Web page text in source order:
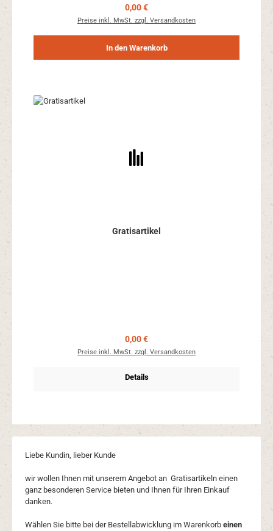
Regulärer Preis:
0,00 €
Preise inkl. MwSt. zzgl. Versandkosten
In den Warenkorb
Gratisartikel
Regulärer Preis:
0,00 €
Preise inkl. MwSt. zzgl. Versandkosten
Details
Liebe Kundin, lieber Kunde
wir wollen Ihnen mit unserem Angebot an Gratisartikeln einen
ganz besonderen Service bieten und Ihnen für Ihren Einkauf
danken.
Wählen Sie bitte bei der Bestellabwicklung im Warenkorb einen